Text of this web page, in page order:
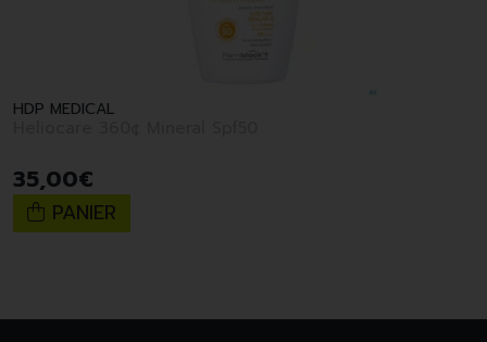
HDP MEDICAL
35,00€
PANIER